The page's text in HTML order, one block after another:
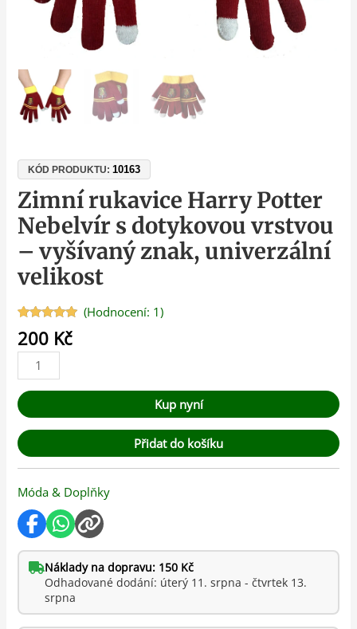
KÓD PRODUKTU:10163
Zimní rukavice Harry Potter
Nebelvír s dotykovou vrstvou
– vyšívaný znak, univerzální
velikost
Hodnoceno
5.00z 5 na
základě
1
hodnocení
zákazníka
(Hodnocení: 1)
200 Kč
Kup nyní
Přidat do košíku
Móda & Doplňky
Náklady na dopravu: 150 Kč
Odhadované dodání: úterý 11. srpna - čtvrtek 13.
srpna